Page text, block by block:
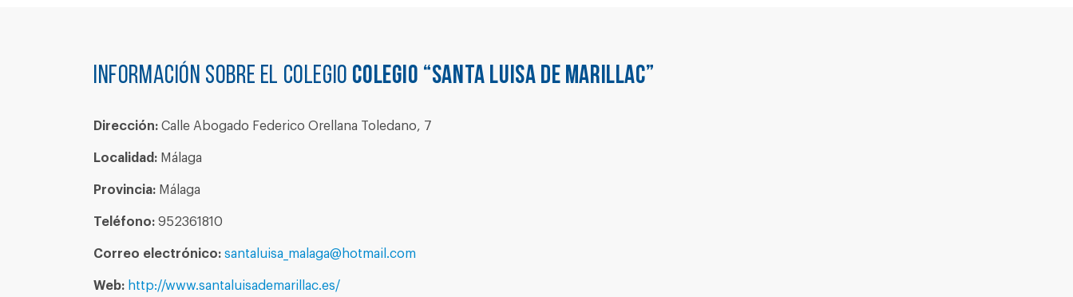
Información sobre el colegio COLEGIO “SANTA LUISA DE MARILLAC”
Dirección: Calle Abogado Federico Orellana Toledano, 7
Localidad: Málaga
Provincia: Málaga
Teléfono: 952361810
Correo electrónico: santaluisa_malaga@hotmail.com
Web: http://www.santaluisademarillac.es/